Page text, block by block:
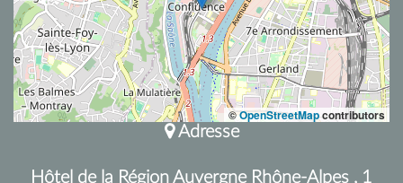
©OpenStreetMapcontributors
Adresse
Hôtel de la Région Auvergne Rhône-Alpes , 1